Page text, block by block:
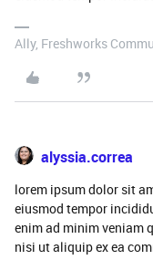
Ally, Freshworks
alyssia.correa
lorem ipsum dolor sit
eiusmod tempor
enim ad minim veniam
nisi ut aliquip ex ea